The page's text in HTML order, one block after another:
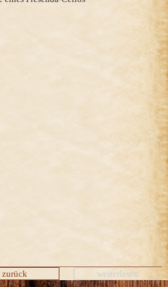
zurück weiterlesen